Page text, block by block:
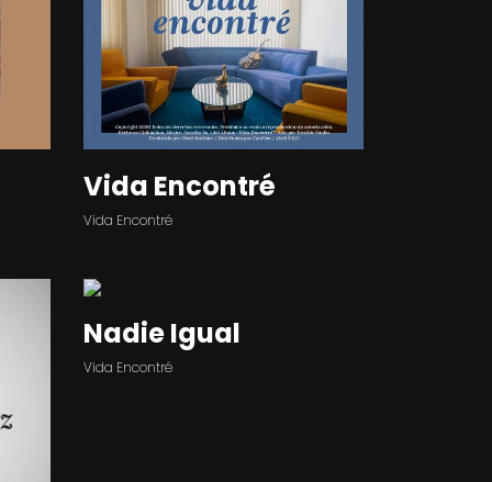
Vida Encontré
Vida Encontré
Nadie Igual
Vida Encontré